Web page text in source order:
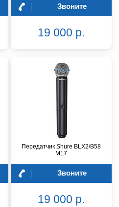
Звоните
19 000 р.
Передатчик Shure BLX2/B58
M17
Звоните
19 000 р.